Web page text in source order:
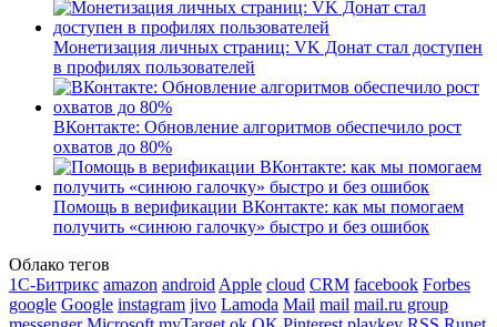
Монетизация личных страниц: VK Донат стал доступен
в профилях пользователей
ВКонтакте: Обновление алгоритмов обеспечило рост
охватов до 80%
Помощь в верификации ВКонтакте: как мы помогаем
получить «синюю галочку» быстро и без ошибок
Облако тегов
1С-Битрикс amazon android Apple cloud CRM facebook Forbes
google Google instagram jivo Lamoda Mail mail mail.ru group